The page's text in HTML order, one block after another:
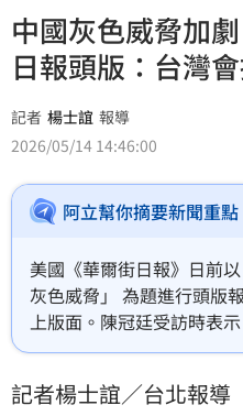
中國灰色威脅加
日報頭版：台灣
記者 楊士誼 報導
2026/05/14 14:46:00
阿立幫你摘要新聞重點
美國《華爾街日報》日前
灰色威脅」 為題進行頭版
上版面。陳冠廷受訪時表
巡及各類執法名義趨近台
記者楊士誼／台北報導